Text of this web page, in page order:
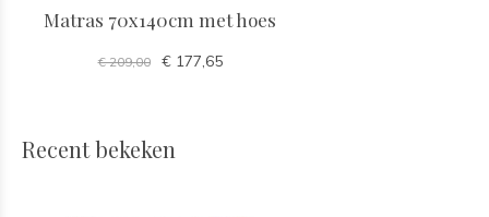
Matras 70x140cm met hoes
€ 209,00 € 177,65
Recent bekeken